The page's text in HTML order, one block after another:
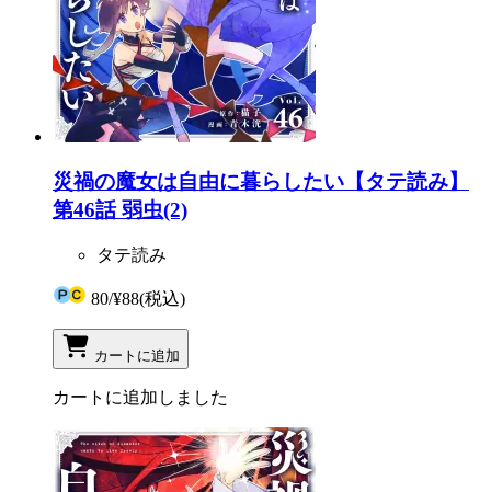
災禍の魔女は自由に暮らしたい【タテ読み】
第46話 弱虫(2)
タテ読み
80/¥88(税込)
カートに追加
カートに追加しました